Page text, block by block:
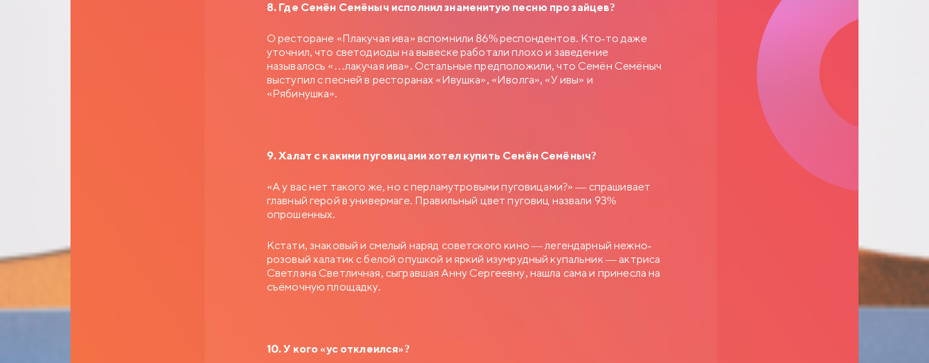
8. Где Семён Семёныч исполнил знаменитую песню про зайцев?
О ресторане «Плакучая ива» вспомнили 86% респондентов. Кто-то даже
уточнил, что светодиоды на вывеске работали плохо и заведение
называлось «…лакучая ива». Остальные предположили, что Семён Семёныч
выступил с песней в ресторанах «Ивушка», «Иволга», «У ивы» и
«Рябинушка».
9. Халат с какими пуговицами хотел купить Семён Семёныч?
«А у вас нет такого же, но с перламутровыми пуговицами?» — спрашивает
главный герой в универмаге. Правильный цвет пуговиц назвали 93%
опрошенных.
Кстати, знаковый и смелый наряд советского кино — легендарный нежно-
розовый халатик с белой опушкой и яркий изумрудный купальник — актриса
Светлана Светличная, сыгравшая Анну Сергеевну, нашла сама и принесла на
съёмочную площадку.
10. У кого «ус отклеился»?